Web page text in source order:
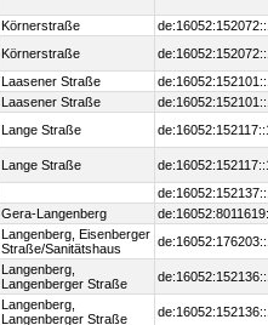
Körnerstraße
Körnerstraße
Laasener Straße
Laasener Straße
Lange Straße
Lange Straße
Gera-Langenberg
Langenberg, Eisenberger
Straße/Sanitätshaus
Langenberg,
Langenberger Straße
Langenberg,
Langenberger Straße